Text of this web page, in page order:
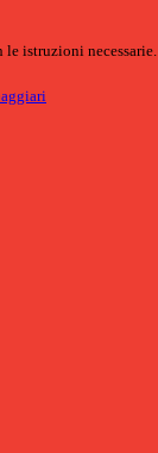
istruzioni necessarie.